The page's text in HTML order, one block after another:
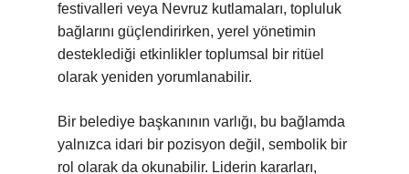
festivalleri veya Nevruz kutlamaları, topluluk
bağlarını güçlendirirken, yerel yönetimin
desteklediği etkinlikler toplumsal bir ritüel
olarak yeniden yorumlanabilir.
Bir belediye başkanının varlığı, bu bağlamda
yalnızca idari bir pozisyon değil, sembolik bir
rol olarak da okunabilir. Liderin kararları,